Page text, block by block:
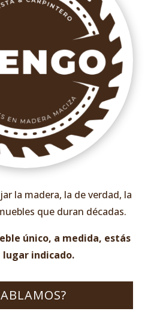
la madera, la de verdad, la
que duran décadas.
único, a medida, estás
lugar indicado.